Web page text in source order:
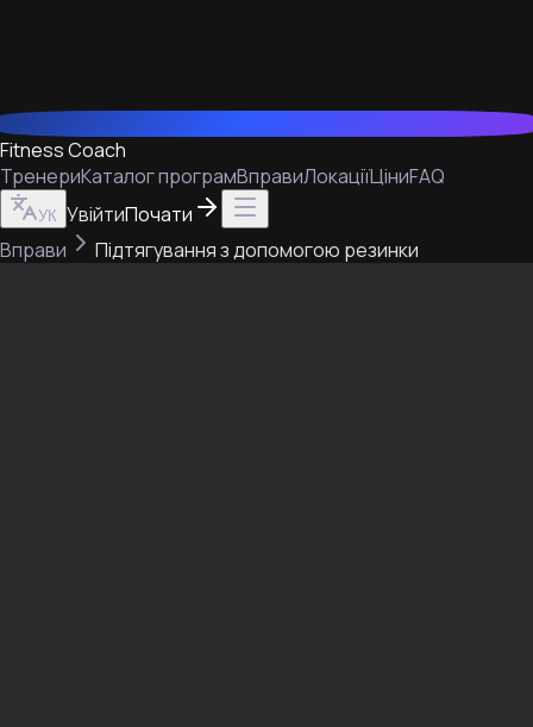
Fitness Coach
ТренериКаталог програмВправиЛокаціїЦіниFAQ
УК УвійтиПочати
Вправи
Підтягування з допомогою резинки